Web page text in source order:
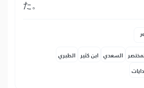
た。
السعدي ابن كثير الطبري